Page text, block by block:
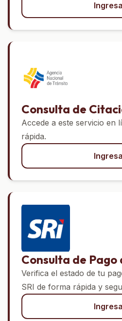
Consulta de
Accede a este servicio en
rápida.
Consulta de Pago
Verifica el estado de tu
SRI de forma rápida y